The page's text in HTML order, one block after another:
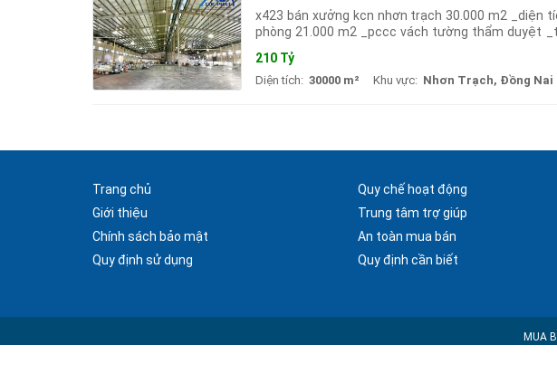
x423 bán xưởng kcn nhơn trạch 30.000 m2 _diện
phòng 21.000 m2 _pccc vách tường thẩm duyệt
210 Tỷ
Diện tích: 30000 m² Khu vực: Nhơn Trạch, Đồng Nai
Trang chủ
Giới thiệu
Chính sách bảo mật
Quy định sử dụng
Quy chế hoạt động
Trung tâm trợ giúp
An toàn mua bán
Quy định cần biết
MUA